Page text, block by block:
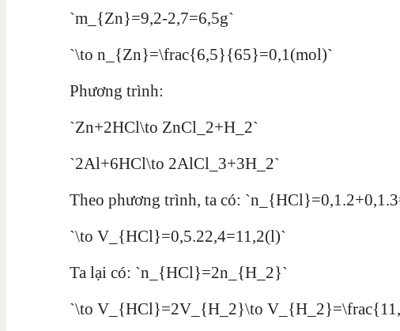
`m_{Zn}=9,2-2,7=6,5g`
`\to n_{Zn}=\frac{6,5}{65}=0,1(mol)`
Phương trình:
`Zn+2HCl\to ZnCl_2+H_2`
`2Al+6HCl\to 2AlCl_3+3H_2`
Theo phương trình, ta có:
`\to V_{HCl}=0,5.22,4=11,2(l)`
Ta lại có: `n_{HCl}=2n_{H_2}`
`\to V_{HCl}=2V_{H_2}\to